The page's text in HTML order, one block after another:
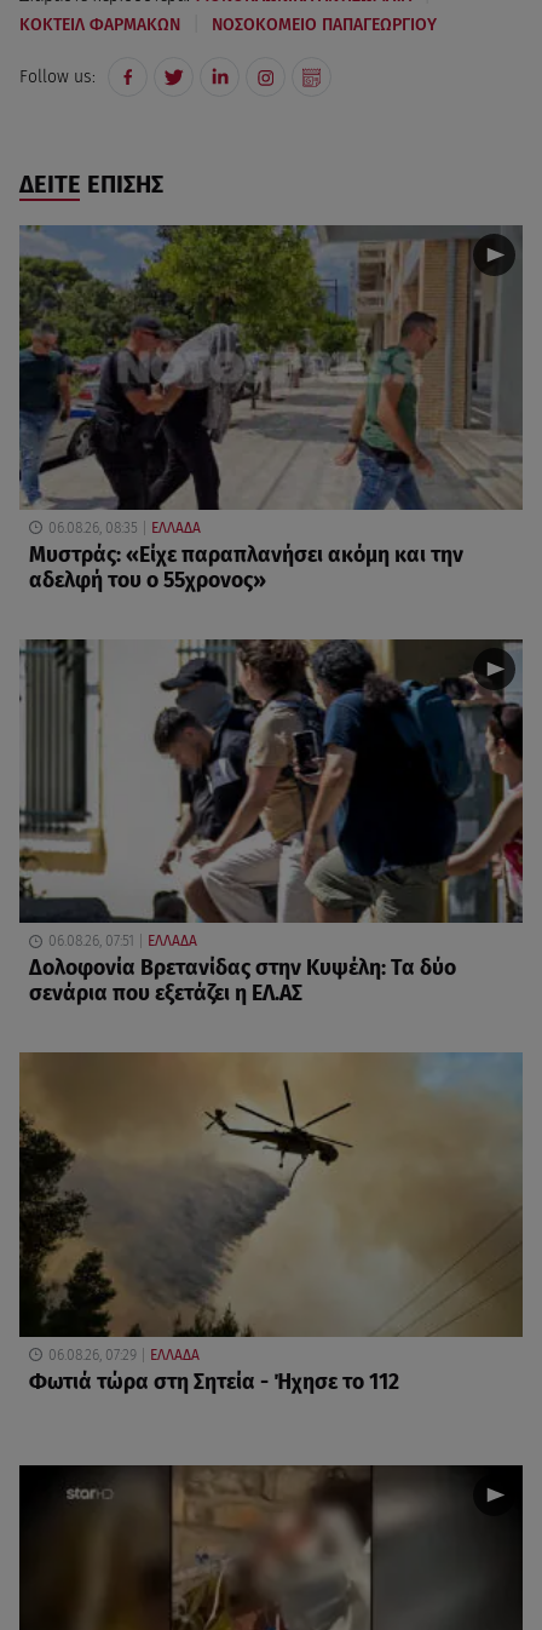
ΚΟΚΤΕΙΛ ΦΑΡΜΑΚΩΝ ΝΟΣΟΚΟΜΕΙΟ ΠΑΠΑΓΕΩΡΓΙΟΥ
Follow us:
ΔΕΙΤΕ ΕΠΙΣΗΣ
06.08.26, 08:35 ΕΛΛΑΔΑ
Μυστράς: «Είχε παραπλανήσει ακόμη και την
αδελφή του ο 55χρονος»
06.08.26, 07:51 ΕΛΛΑΔΑ
Δολοφονία Βρετανίδας στην Κυψέλη: Τα δύο
σενάρια που εξετάζει η ΕΛ.ΑΣ
06.08.26, 07:29 ΕΛΛΑΔΑ
Φωτιά τώρα στη Σητεία - Ήχησε το 112